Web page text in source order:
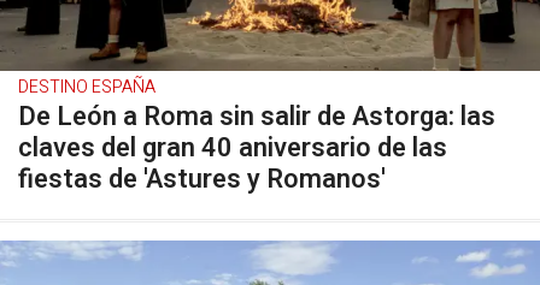
DESTINO ESPAÑA
De León a Roma sin salir de Astorga: las
claves del gran 40 aniversario de las
fiestas de 'Astures y Romanos'